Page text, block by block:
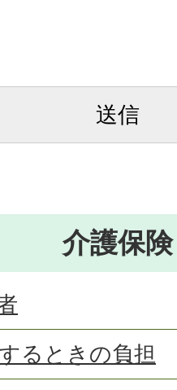
介護保険
るときの負担